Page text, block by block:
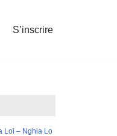
S’inscrire
Loi – Nghia Lo